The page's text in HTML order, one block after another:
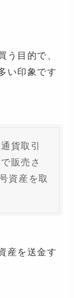
う目的で、
い印象です
貨取引
販売さ
資産を取
産を送金す